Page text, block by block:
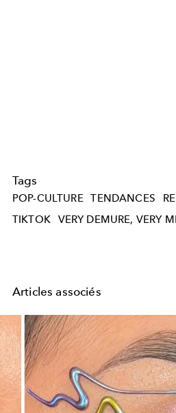
Tags
POP-CULTURE TENDANCES
TIKTOK
VERY DEMURE, VERY
Articles associés